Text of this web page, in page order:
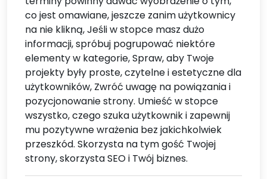
co jest omawiane, jeszcze zanim użytkownicy
na nie klikną, Jeśli w stopce masz dużo
informacji, spróbuj pogrupować niektóre
elementy w kategorie, Spraw, aby Twoje
projekty były proste, czytelne i estetyczne dla
użytkowników, Zwróć uwagę na powiązania i
pozycjonowanie strony. Umieść w stopce
wszystko, czego szuka użytkownik i zapewnij
mu pozytywne wrażenia bez jakichkolwiek
przeszkód. Skorzysta na tym gość Twojej
strony, skorzysta SEO i Twój biznes.